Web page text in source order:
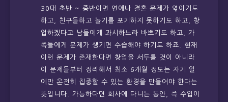
30대 초반 ~ 중반이면 연애나 결혼 문제가 엮이기도
하고, 친구들하고 놀기를 포기하지 못하기도 하고, 창
업하겠다고 남들에게 과시하느라 바쁘기도 하고, 가
족들에게 문제가 생기면 수습해야 하기도 하죠. 현재
이런 문제가 존재한다면 창업을 서두를 것이 아니라
이 문제들부터 정리해서 최소 6개월 정도는 자기 일
에만 온전히 집중할 수 있는 환경을 만들어야 한다는
뜻입니다. 가능하다면 회사에 다니는 동안, 즉 수입이